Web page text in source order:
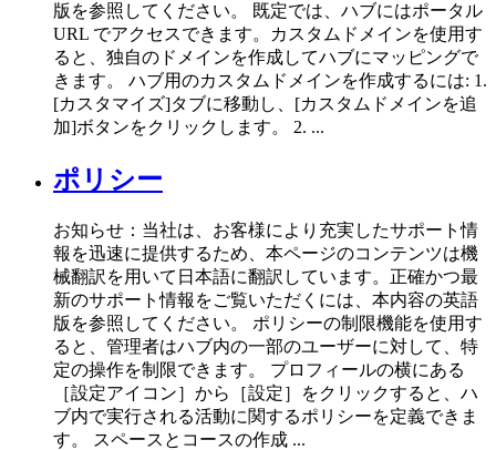
版を参照してください。 既定では、ハブにはポータル
URL でアクセスできます。カスタムドメインを使用す
ると、独自のドメインを作成してハブにマッピングで
きます。 ハブ用のカスタムドメインを作成するには: 1.
[カスタマイズ]タブに移動し、[カスタムドメインを追
加]ボタンをクリックします。 2. ...
ポリシー
お知らせ：当社は、お客様により充実したサポート情
報を迅速に提供するため、本ページのコンテンツは機
械翻訳を用いて日本語に翻訳しています。正確かつ最
新のサポート情報をご覧いただくには、本内容の英語
版を参照してください。 ポリシーの制限機能を使用す
ると、管理者はハブ内の一部のユーザーに対して、特
定の操作を制限できます。 プロフィールの横にある
［設定アイコン］から［設定］をクリックすると、ハ
ブ内で実行される活動に関するポリシーを定義できま
す。 スペースとコースの作成 ...